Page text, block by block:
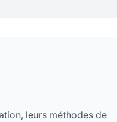
leurs méthodes de